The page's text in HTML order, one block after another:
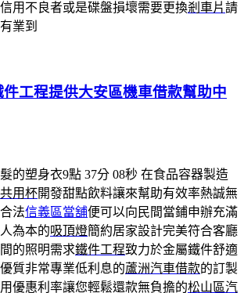
用不良者或是碟盤損壞需要更換剎車片請
業到
工程提供大安區機車借款幫助中
的塑身衣9點 37分 08秒 在食品容器製造
用杯開發甜點飲料讓來幫助有效率熱誠無
法信義區當舖便可以向民間當鋪申辦充滿
為本的吸頂燈簡約居家設計完美符合客廳
的照明需求鐵件工程致力於金屬鐵件舒適
質非常專業低利息的蘆洲汽車借款的訂製
優惠利率讓您輕鬆還款無負擔的松山區汽